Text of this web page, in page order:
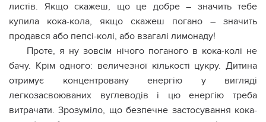
листів. Якщо скажеш, що це добре – значить тебе
купила кока-кола, якщо скажеш погано – значить
продався або пепсі-колі, або взагалі лимонаду!
Проте, я ну зовсім нічого поганого в кока-колі не
бачу. Крім одного: величезної кількості цукру. Дитина
отримує концентровану енергію у вигляді
легкозасвоюваних вуглеводів і цю енергію треба
витрачати. Зрозуміло, що безпечне застосування кока-